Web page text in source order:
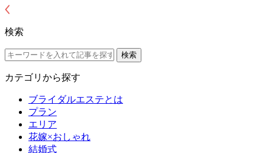
検索
カテゴリから探す
ブライダルエステとは
プラン
エリア
花嫁×おしゃれ
結婚式